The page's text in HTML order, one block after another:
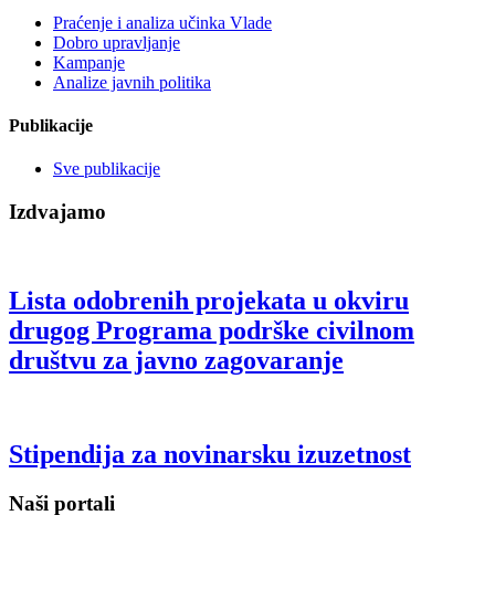
Praćenje i analiza učinka Vlade
Dobro upravljanje
Kampanje
Analize javnih politika
Publikacije
Sve publikacije
Izdvajamo
Lista odobrenih projekata u okviru
drugog Programa podrške civilnom
društvu za javno zagovaranje
Stipendija za novinarsku izuzetnost
Naši portali